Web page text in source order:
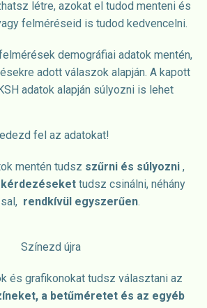
létre, azokat el tudod menteni és
felméréseid is tudod kedvencelni.
demográfiai adatok mentén,
adott válaszok alapján. A kapott
adatok alapján súlyozni is lehet
fel az adatokat!
mentén tudsz szűrni és súlyozni ,
tudsz csinálni, néhány
rendkívül egyszerűen.
Színezd újra
és grafikonokat tudsz választani az
a betűméretet és az egyéb